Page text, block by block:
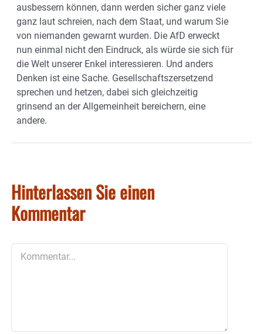
ausbessern können, dann werden sicher ganz viele
ganz laut schreien, nach dem Staat, und warum Sie
von niemanden gewarnt wurden. Die AfD erweckt
nun einmal nicht den Eindruck, als würde sie sich für
die Welt unserer Enkel interessieren. Und anders
Denken ist eine Sache. Gesellschaftszersetzend
sprechen und hetzen, dabei sich gleichzeitig
grinsend an der Allgemeinheit bereichern, eine
andere.
Hinterlassen Sie einen
Kommentar